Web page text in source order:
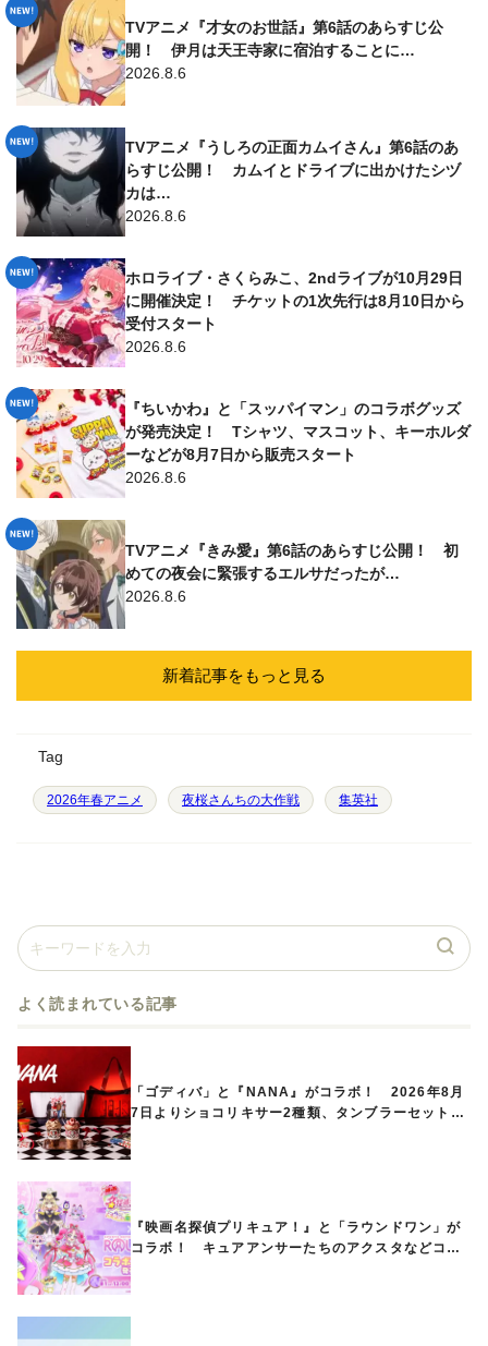
TVアニメ『才女のお世話』第6話のあらすじ公
開！ 伊月は天王寺家に宿泊することに…
2026.8.6
TVアニメ『うしろの正面カムイさん』第6話のあ
らすじ公開！ カムイとドライブに出かけたシヅ
カは…
2026.8.6
ホロライブ・さくらみこ、2ndライブが10月29日
に開催決定！ チケットの1次先行は8月10日から
受付スタート
2026.8.6
『ちいかわ』と「スッパイマン」のコラボグッズ
が発売決定！ Tシャツ、マスコット、キーホルダ
ーなどが8月7日から販売スタート
2026.8.6
TVアニメ『きみ愛』第6話のあらすじ公開！ 初
めての夜会に緊張するエルサだったが…
2026.8.6
新着記事をもっと見る
Tag
2026年春アニメ 夜桜さんちの大作戦 集英社
よく読まれている記事
「ゴディバ」と『NANA』がコラボ！ 2026年8月
7日よりショコリキサー2種類、タンブラーセットな
『映画名探偵プリキュア！』と「ラウンドワン」が
コラボ！ キュアアンサーたちのアクスタなどコラ